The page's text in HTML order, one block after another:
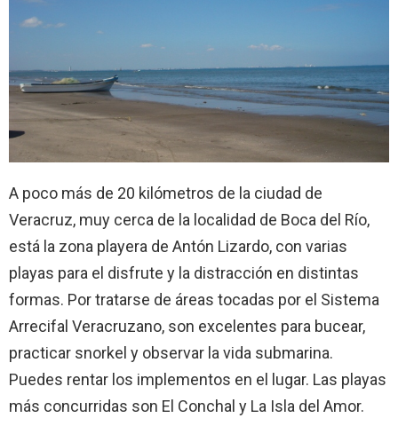
A poco más de 20 kilómetros de la ciudad de
Veracruz, muy cerca de la localidad de Boca del Río,
está la zona playera de Antón Lizardo, con varias
playas para el disfrute y la distracción en distintas
formas. Por tratarse de áreas tocadas por el Sistema
Arrecifal Veracruzano, son excelentes para bucear,
practicar snorkel y observar la vida submarina.
Puedes rentar los implementos en el lugar. Las playas
más concurridas son El Conchal y La Isla del Amor.